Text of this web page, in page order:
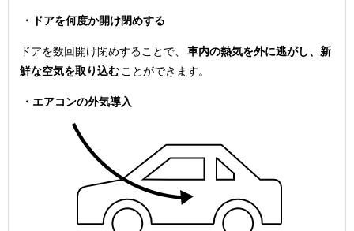
・ドアを何度か開け閉めする
ドアを数回開け閉めすることで、
車内の熱気を外に逃がし、新
鮮な空気を取り込む ことができます。
・エアコンの外気導入